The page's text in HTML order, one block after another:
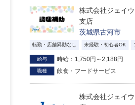
株式会社ジェイ
支店
茨城県古河市
転勤・店舗異動なし 未経験・初心者OK
給与 時給：1,750円～2,188円
職種 飲食・フードサービス
株式会社ジェイ